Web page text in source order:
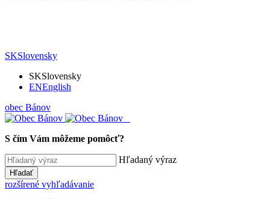
SKSlovensky
SKSlovensky
ENEnglish
obec Bánov
S čím Vám môžeme pomôcť?
Hľadaný výraz
Hľadať
rozšírené vyhľadávanie